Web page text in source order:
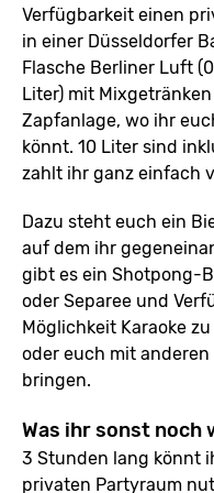
Verfügbarkeit einen
in einer Düsseldorfer
Flasche Berliner Luft
Liter) mit
Zapfanlage, wo ihr
könnt. 10 Liter sind
zahlt ihr ganz einfach
Dazu steht euch ein
auf dem ihr
gibt es ein Shotpong-
oder Separee und
Möglichkeit Karaoke
oder euch mit
bringen.
Was ihr sonst noch
3 Stunden lang könnt
privaten Partyraum